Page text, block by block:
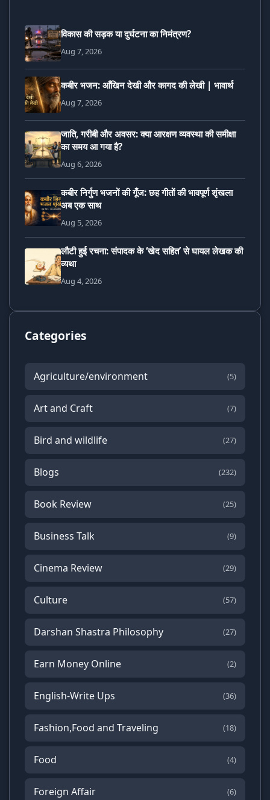
विकास की सड़क या दुर्घटना का निमंत्रण?
Aug 7, 2026
कबीर भजन: आँखिन देखी और कागद की लेखी | भावार्थ
Aug 7, 2026
जाति, गरीबी और अवसर: क्या आरक्षण व्यवस्था की समीक्षा
का समय आ गया है?
Aug 6, 2026
कबीर निर्गुण भजनों की गूँज: छह गीतों की भावपूर्ण शृंखला
अब एक साथ
Aug 5, 2026
लौटी हुई रचना: संपादक के ‘खेद सहित’ से घायल लेखक की
व्यथा
Aug 4, 2026
Categories
Agriculture/environment (5)
Art and Craft (7)
Bird and wildlife (27)
Blogs (232)
Book Review (25)
Business Talk (9)
Cinema Review (29)
Culture (57)
Darshan Shastra Philosophy (27)
Earn Money Online (2)
English-Write Ups (36)
Fashion,Food and Traveling (18)
Food (4)
Foreign Affair (6)